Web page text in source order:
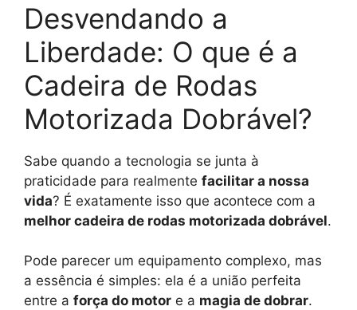
Desvendando a
Liberdade: O que é a
Cadeira de Rodas
Motorizada Dobrável?
Sabe quando a tecnologia se junta à
praticidade para realmente facilitar a nossa
vida? É exatamente isso que acontece com a
melhor cadeira de rodas motorizada dobrável.
Pode parecer um equipamento complexo, mas
a essência é simples: ela é a união perfeita
entre a força do motor e a magia de dobrar.